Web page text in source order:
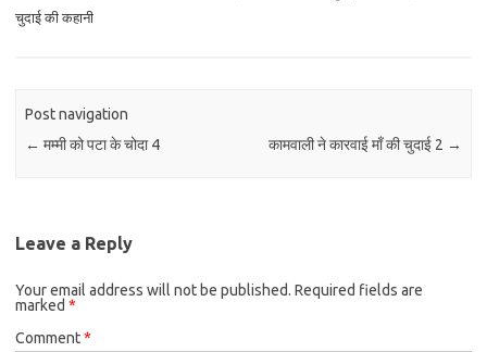
चुदाई की कहानी
Post navigation
← मम्मी को पटा के चोदा 4 कामवाली ने कारवाई माँ की चुदाई 2 →
Leave a Reply
Your email address will not be published. Required fields are
marked *
Comment*